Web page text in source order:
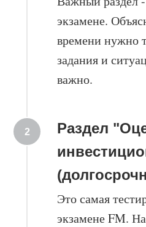
экзамене.
времени нужно
задания и
важно.
Раздел
Это самая
экзамене FM.